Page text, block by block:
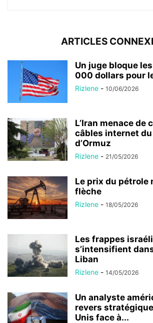
ARTICLES
Un juge bloque
000 dollars pour
Rizlene - 10/06/2026
L’Iran menace de
câbles internet
d’Ormuz
Rizlene - 21/05/2026
Le prix du pétrole
flèche
Rizlene - 18/05/2026
Les frappes
s’intensifient
Liban
Rizlene - 14/05/2026
Un analyste
revers
Unis face à...